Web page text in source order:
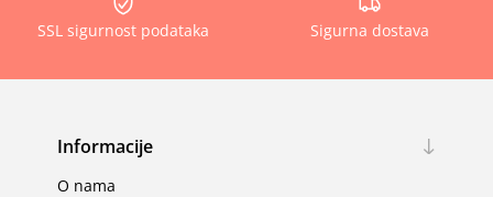
SSL sigurnost podataka Sigurna dostava
Informacije
O nama